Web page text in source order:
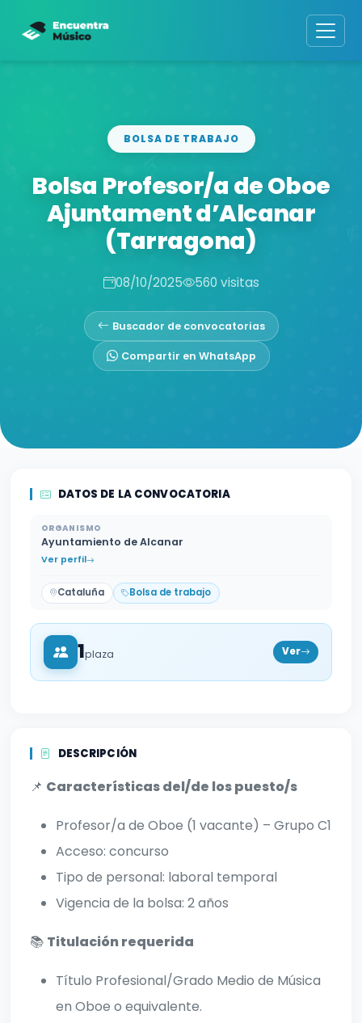
BOLSA DE TRABAJO
Bolsa Profesor/a de Oboe
Ajuntament d’Alcanar
(Tarragona)
08/10/2025 560 visitas
Buscador de convocatorias
Compartir en WhatsApp
DATOS DE LA CONVOCATORIA
ORGANISMO
Ayuntamiento de Alcanar
Ver perfil
Cataluña Bolsa de trabajo
1plaza Ver
DESCRIPCIÓN
📌 Características del/de los puesto/s
Profesor/a de Oboe (1 vacante) – Grupo C1
Acceso: concurso
Tipo de personal: laboral temporal
Vigencia de la bolsa: 2 años
📚 Titulación requerida
Título Profesional/Grado Medio de Música
en Oboe o equivalente.